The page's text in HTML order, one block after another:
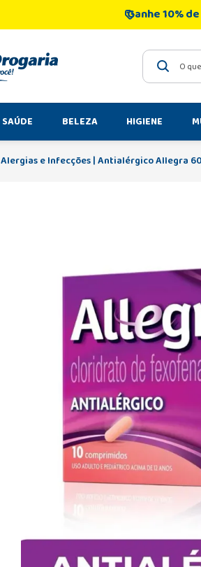
Ganhe 10%
O que você
SAÚDE BELEZA HIGIENE
Alergias e Infecções Antialérgico Allegra